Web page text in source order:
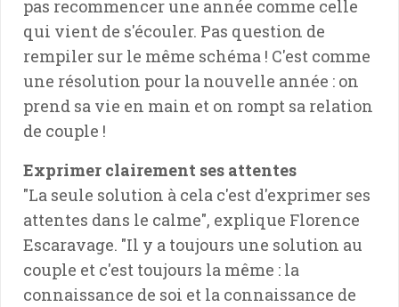
pas recommencer une année comme celle
qui vient de s'écouler. Pas question de
rempiler sur le même schéma ! C'est comme
une résolution pour la nouvelle année : on
prend sa vie en main et on rompt sa relation
de couple !
Exprimer clairement ses attentes
"La seule solution à cela c'est d'exprimer ses
attentes dans le calme", explique Florence
Escaravage. "Il y a toujours une solution au
couple et c'est toujours la même : la
connaissance de soi et la connaissance de